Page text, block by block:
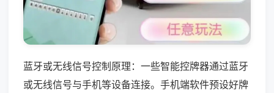
蓝牙或无线信号控制原理：一些智能控牌器通过蓝牙
或无线信号与手机等设备连接。手机端软件预设好牌